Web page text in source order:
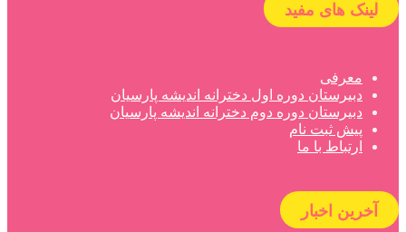
لینک های مفید
معرفی
دبیرستان دوره اول دخترانه اندیشه پارسیان
دبیرستان دوره دوم دخترانه اندیشه پارسیان
پیش ثبت نام
ارتباط با ما
آخرین اخبار